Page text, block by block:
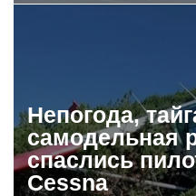
Непогода,
самодельная
спаслись
Cessna